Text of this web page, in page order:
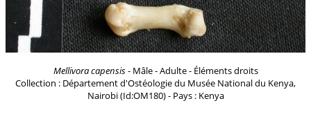
Mellivora capensis- Mâle - Adulte - Éléments droits
Collection : Département d'Ostéologie du Musée National du Kenya,
Nairobi (Id:OM180) - Pays : Kenya